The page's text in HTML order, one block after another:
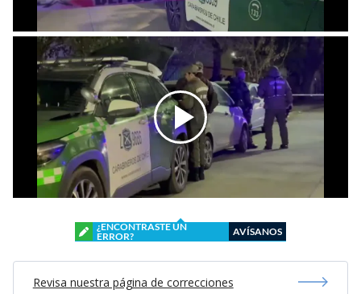
¿ENCONTRASTE UN
ERROR?
AVÍSANOS
Revisa nuestra página de correcciones